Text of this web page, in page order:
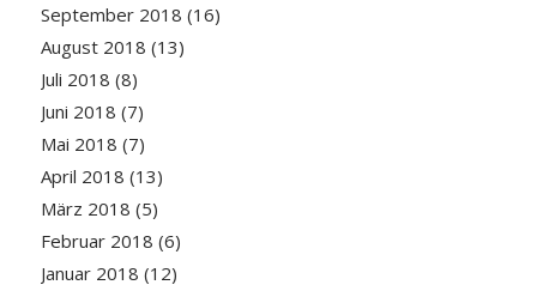
September 2018 (16)
August 2018 (13)
Juli 2018 (8)
Juni 2018 (7)
Mai 2018 (7)
April 2018 (13)
März 2018 (5)
Februar 2018 (6)
Januar 2018 (12)